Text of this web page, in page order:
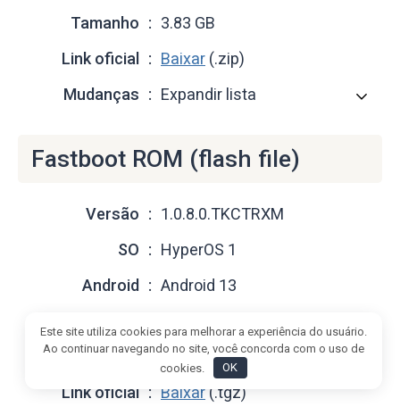
Tamanho
3.83 GB
Link oficial
Baixar (.zip)
Mudanças
Expandir lista
Fastboot ROM (flash file)
Versão
1.0.8.0.TKCTRXM
SO
HyperOS 1
Android
Android 13
Tamanho
5.58 GB
Link oficial
Baixar (.tgz)
Este site utiliza cookies para melhorar a experiência do usuário.
Ao continuar navegando no site, você concorda com o uso de
cookies.
OK